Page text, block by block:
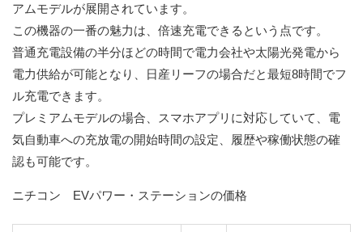
アムモデルが展開されています。
この機器の一番の魅力は、倍速充電できるという点です。
普通充電設備の半分ほどの時間で電力会社や太陽光発電から
電力供給が可能となり、日産リーフの場合だと最短8時間でフ
ル充電できます。
プレミアムモデルの場合、スマホアプリに対応していて、電
気自動車への充放電の開始時間の設定、履歴や稼働状態の確
認も可能です。
ニチコン EVパワー・ステーションの価格